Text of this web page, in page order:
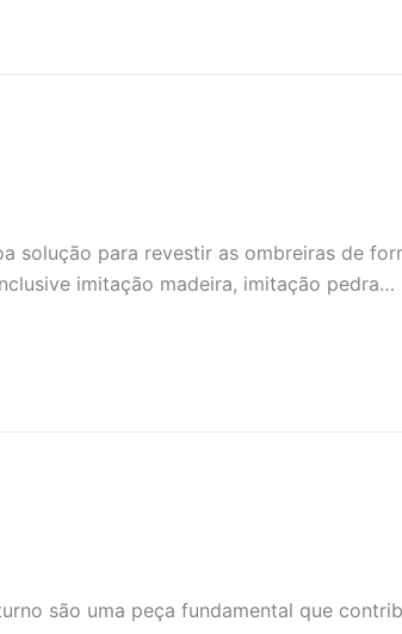
solução para revestir as ombreiras de
imitação madeira, imitação pedra…
são uma peça fundamental que